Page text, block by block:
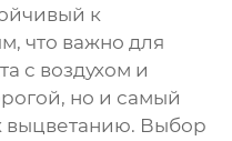
к
что важно для
с воздухом и
но и самый
выцветанию. Выбор